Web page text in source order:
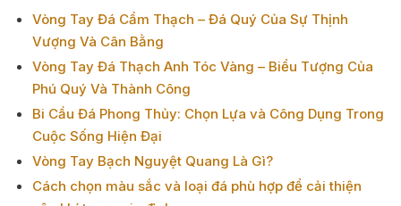
Vòng Tay Đá Cẩm Thạch – Đá Quý Của Sự Thịnh
Vượng Và Cân Bằng
Vòng Tay Đá Thạch Anh Tóc Vàng – Biểu Tượng Của
Phú Quý Và Thành Công
Bi Cầu Đá Phong Thủy: Chọn Lựa và Công Dụng Trong
Cuộc Sống Hiện Đại
Vòng Tay Bạch Nguyệt Quang Là Gì?
Cách chọn màu sắc và loại đá phù hợp để cải thiện